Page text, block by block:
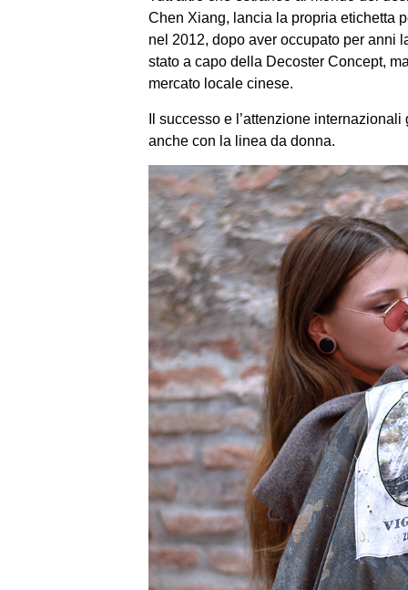
Chen Xiang, lancia la propria etichetta
nel 2012, dopo aver occupato per anni
stato a capo della Decoster Concept,
mercato locale cinese.
Il successo e l’attenzione
anche con la linea da donna.